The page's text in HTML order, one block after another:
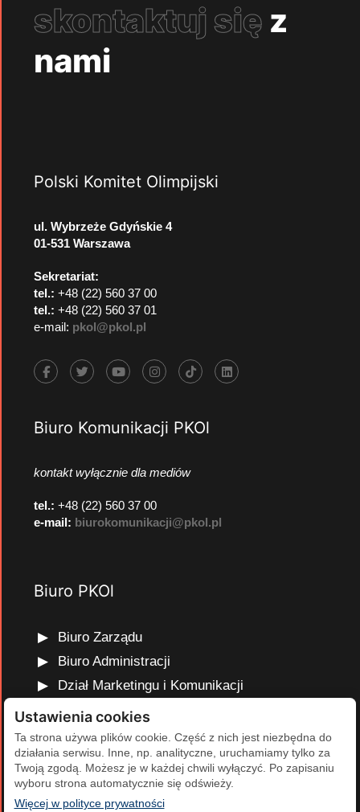
skontaktuj się z
nami
Polski Komitet Olimpijski
ul. Wybrzeże Gdyńskie 4
01-531 Warszawa
Sekretariat:
tel.: +48 (22) 560 37 00
tel.: +48 (22) 560 37 01
e-mail: pkol@pkol.pl
Biuro Komunikacji PKOl
kontakt wyłącznie dla mediów
tel.: +48 (22) 560 37 00
e-mail: biurokomunikacji@pkol.pl
Biuro PKOl
Biuro Zarządu
Biuro Administracji
Dział Marketingu i Komunikacji
Dział Edukacji Olimpijskiej
Dział Finansów i Kadr
Dział Projektów Olimpijskich
Dział Programów Rozwojowych
Ustawienia cookies
Ta strona używa plików cookie. Część z nich jest niezbędna do
działania serwisu. Inne, np. analityczne, uruchamiamy tylko za
Twoją zgodą. Możesz je w każdej chwili wyłączyć. Po zapisaniu
wyboru strona automatycznie się odświeży.
Więcej w polityce prywatności(otwiera się w nowej karcie)